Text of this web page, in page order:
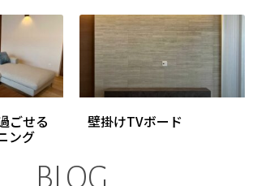
ごせる
ング
壁掛けTVボード
BLOG